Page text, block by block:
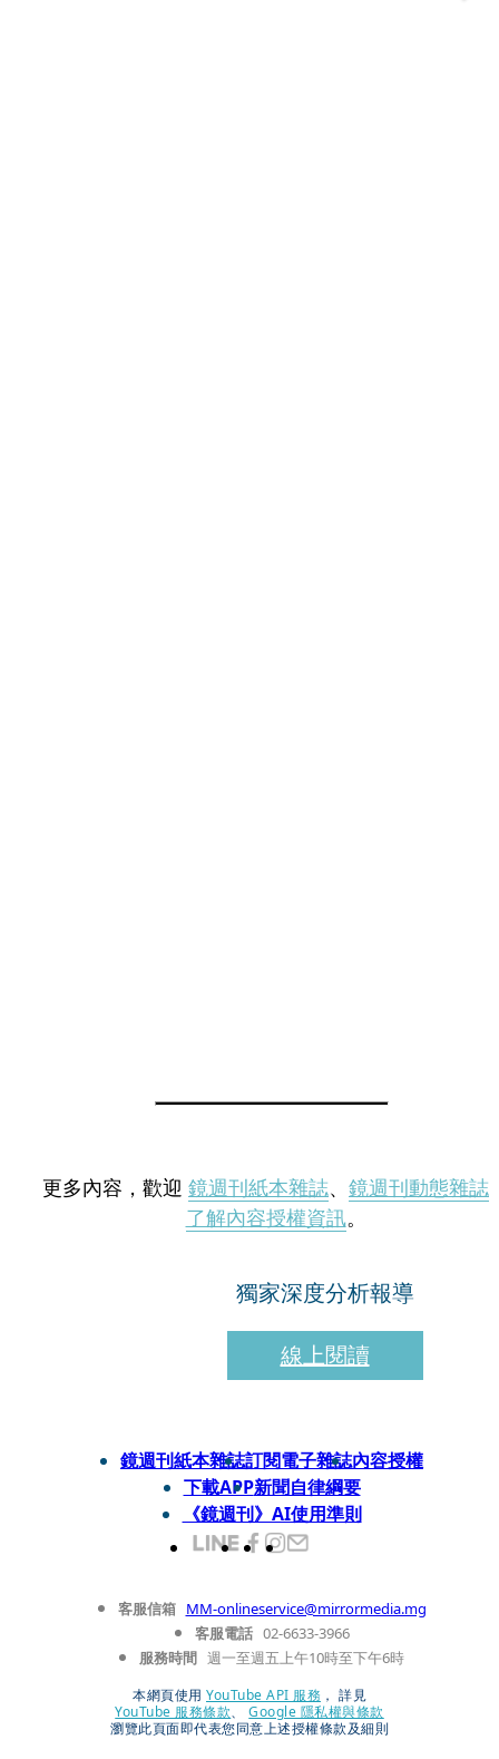
更多內容，歡迎 鏡週刊紙本雜誌、 鏡週刊動態雜誌
了解內容授權資訊。
獨家深度分析報導
線上閱讀
鏡週刊紙本雜誌訂閱電子雜誌內容授權
下載APP新聞自律綱要
《鏡週刊》AI使用準則
客服信箱 MM-onlineservice@mirrormedia.mg
客服電話 02-6633-3966
服務時間 週一至週五上午10時至下午6時
本網頁使用 YouTube API 服務 ， 詳見
YouTube 服務條款、
Google 隱私權與條款
瀏覽此頁面即代表您同意上述授權條款及細則